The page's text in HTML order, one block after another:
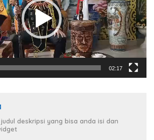
02:17
deskripsi yang bisa anda isi dan